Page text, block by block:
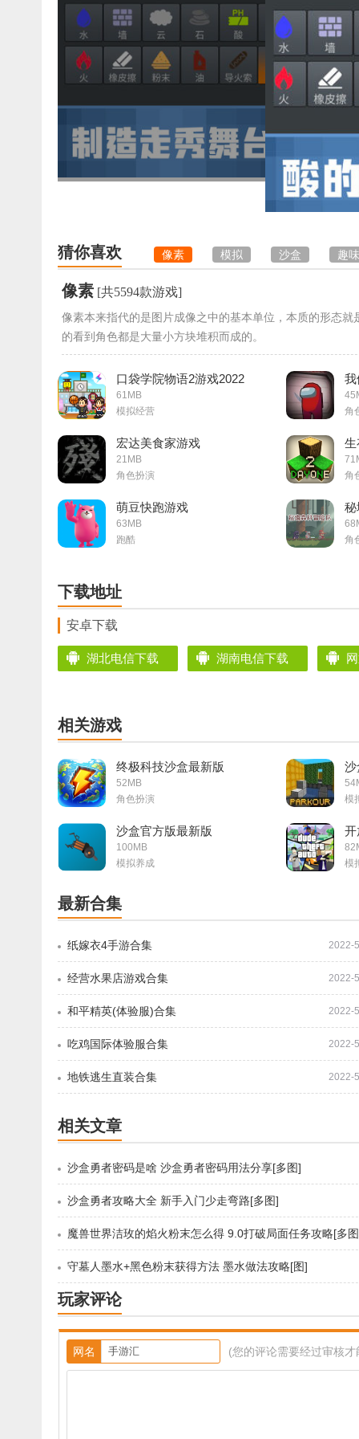
猜你喜欢 像素 模拟 沙盒 趣味
像素 [共5594款游戏]
像素本来指代的是图片成像之中的基本单位，本质的形态
的看到角色都是大量小方块堆积而成的。
口袋学院物语2游戏2022
61MB
模拟经营
我
角
宏达美食家游戏
21MB
角色扮演
生
角
萌豆快跑游戏
63MB
跑酷
秘
角
下载地址
安卓下载
湖北电信下载 湖南电信下载
相关游戏
终极科技沙盒最新版
52MB
角色扮演
沙
模
沙盒官方版最新版
100MB
模拟养成
开
模
最新合集
纸嫁衣4手游合集 2022-
经营水果店游戏合集 2022-
和平精英(体验服)合集 2022-
吃鸡国际体验服合集 2022-
地铁逃生直装合集 2022-
相关文章
沙盒勇者密码是啥 沙盒勇者密码用法分享[多图]
沙盒勇者攻略大全 新手入门少走弯路[多图]
魔兽世界洁玫的焰火粉末怎么得 9.0打破局面任务攻略[多
守墓人墨水+黑色粉末获得方法 墨水做法攻略[图]
玩家评论
网名 (您的评论需要经过审核才